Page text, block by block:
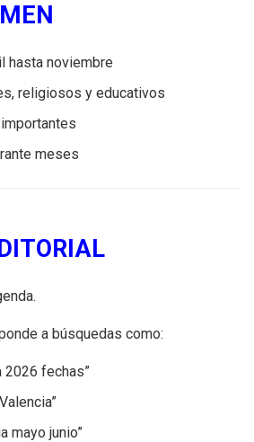
hasta noviembre
religiosos y educativos
meses
a búsquedas como:
2026 fechas”
mayo junio”